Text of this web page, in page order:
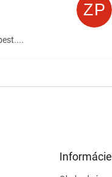
je 5 z 5 hviezdičiek.
ZP